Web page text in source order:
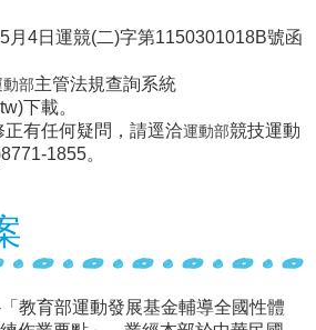
月4日運競(二)字第1150301018B號函
動部主管法規查詢系統
下載。
有任何疑問，請逕洽運動部競技運動
1855。
教育部運動發展基金輔導全國性體